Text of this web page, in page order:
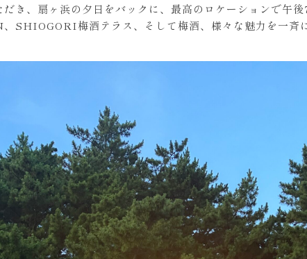
き、扇ヶ浜の夕日をバックに、最高のロケーションで午後
梅酒テラス、そして梅酒、様々な魅力を一斉